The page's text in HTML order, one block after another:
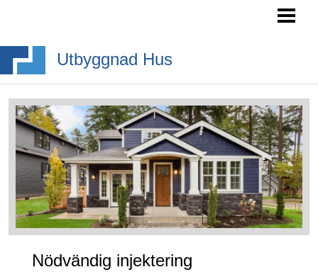
SÖKA BYGGLOV
BYGGA BURSPRÅK
BYGGA TAKKUPA
BYGGA ALTANTRAPPA
BLOGG
Utbyggnad Hus
Nödvändig injektering